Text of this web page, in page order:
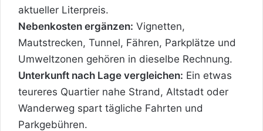
aktueller Literpreis.
Nebenkosten ergänzen: Vignetten,
Mautstrecken, Tunnel, Fähren, Parkplätze und
Umweltzonen gehören in dieselbe Rechnung.
Unterkunft nach Lage vergleichen: Ein etwas
teureres Quartier nahe Strand, Altstadt oder
Wanderweg spart tägliche Fahrten und
Parkgebühren.